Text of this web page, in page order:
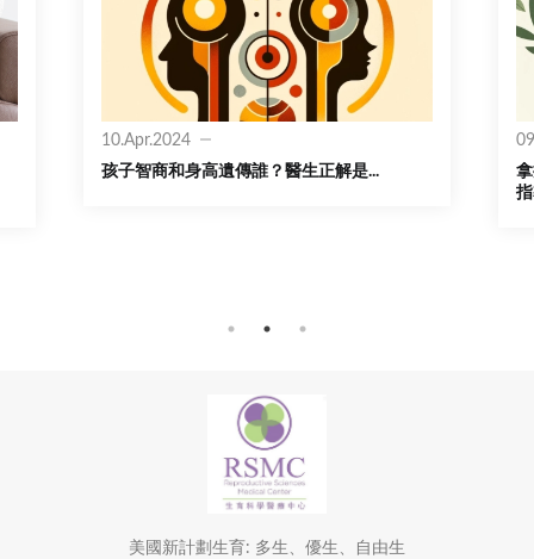
10.Apr.2024
孩子智商和身高遺傳誰？醫生正解是...
美國新計劃生育: 多生、優生、自由生